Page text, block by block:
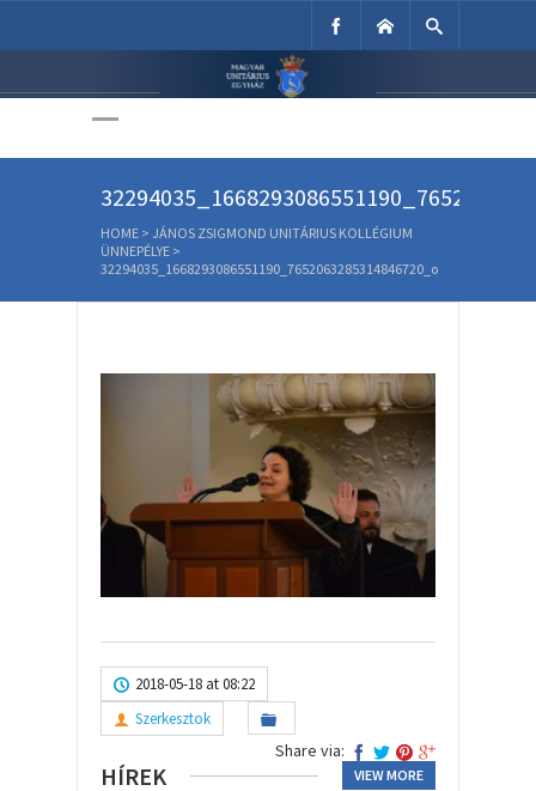
Unitárius Egyház
HOME > JÁNOS ZSIGMOND UNITÁRIUS KOLLÉGIUM
ÜNNEPÉLYE >
32294035_1668293086551190_7652063285314846720_o
2018-05-18 at 08:22
Szerkesztok
Share via:
HÍREK VIEW MORE